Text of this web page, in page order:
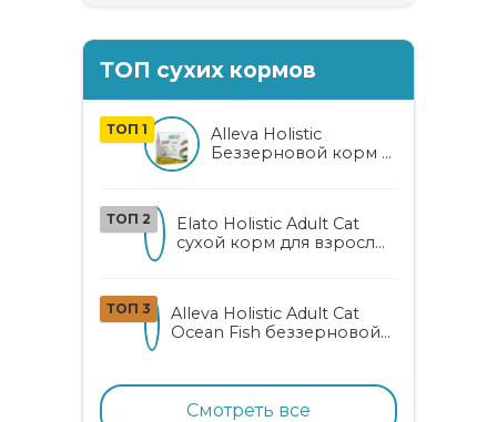
ТОП сухих кормов
ТОП 1
Alleva Holistic
Беззерновой корм с
женьшенем
ТОП 2
Elato Holistic Adult Cat
сухой корм для взрослых
ТОП 3
Alleva Holistic Adult Cat
Ocean Fish беззерновой
рыбой, коноплей и алоэ
вера
Смотреть все